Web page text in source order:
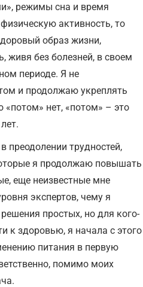
режимы сна и время
активность, то
образ жизни,
живя без болезней, в своем
периоде. Я не
и продолжаю укреплять
«потом» нет, «потом» – это
преодолении трудностей,
я продолжаю повышать
еще неизвестные мне
экспертов, чему я
простых, но для кого-
к здоровью, я начала с этого
питания в первую
помимо моих